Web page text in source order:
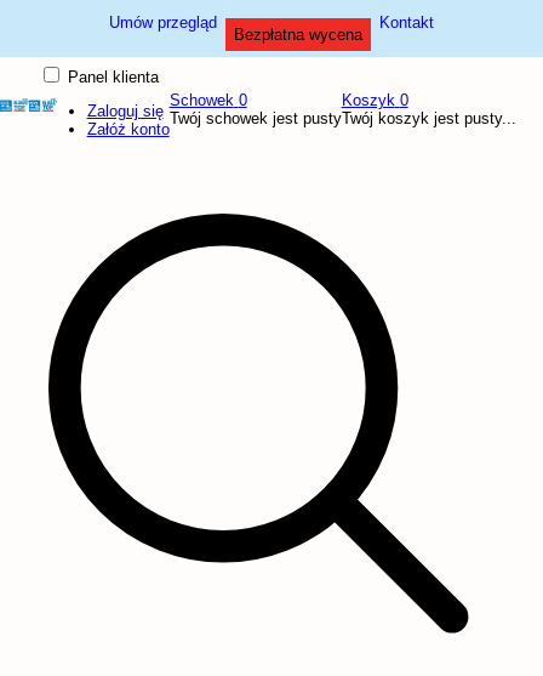
Umów przegląd
Bezpłatna wycena
Kontakt
Panel klienta
Zaloguj się
Załóż konto
Schowek 0
Twój schowek jest pusty
Koszyk 0
Twój koszyk jest pusty...